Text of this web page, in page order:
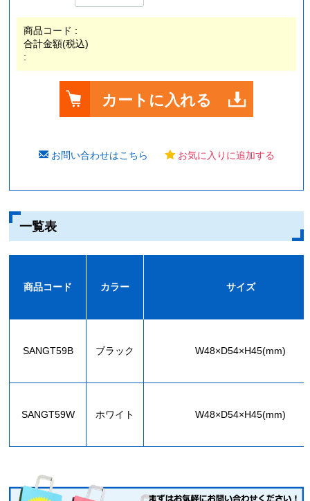
商品コード :
合計金額(税込)
:
カートに入れる
お問い合わせはこちら お気に入りに追加する
一覧表
商品コード カラー サイズ
SANGT59B ブラック W48×D54×H45(mm)
SANGT59W ホワイト W48×D54×H45(mm)